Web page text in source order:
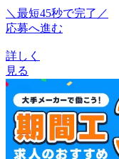
＼最短45秒で完了／
応募へ進む
詳しく
見る